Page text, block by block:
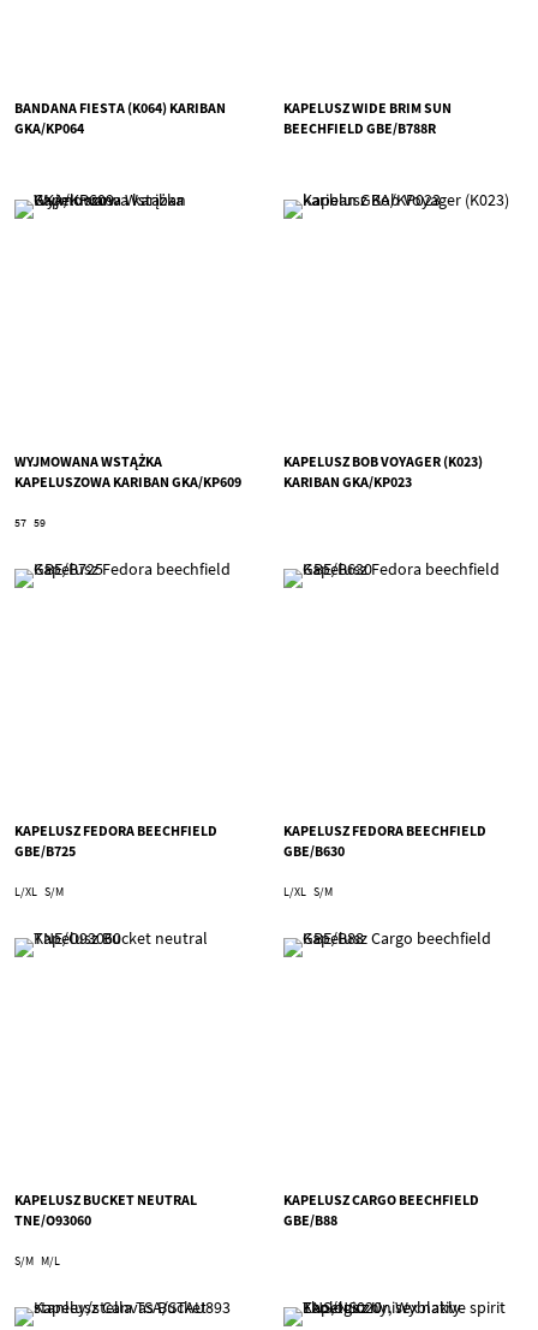
BANDANA FIESTA (K064) KARIBAN
GKA/KP064
KAPELUSZ WIDE BRIM SUN
BEECHFIELD GBE/B788R
WYJMOWANA WSTĄŻKA
KAPELUSZOWA KARIBAN GKA/KP609
57 59
KAPELUSZ BOB VOYAGER (K023)
KARIBAN GKA/KP023
KAPELUSZ FEDORA BEECHFIELD
GBE/B725
L/XL S/M
KAPELUSZ FEDORA BEECHFIELD
GBE/B630
L/XL S/M
KAPELUSZ BUCKET NEUTRAL
TNE/O93060
S/M M/L
KAPELUSZ CARGO BEECHFIELD
GBE/B88